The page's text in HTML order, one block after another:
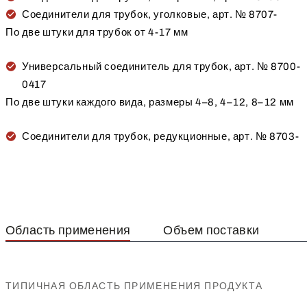
Соединители для трубок, уголковые, арт. № 8707-
По две штуки для трубок от 4-17 мм
Универсальный соединитель для трубок, арт. № 8700-
0417
По две штуки каждого вида, размеры 4–8, 4–12, 8–12 мм
Соединители для трубок, редукционные, арт. № 8703-
Область применения Объем поставки
ТИПИЧНАЯ ОБЛАСТЬ ПРИМЕНЕНИЯ ПРОДУКТА